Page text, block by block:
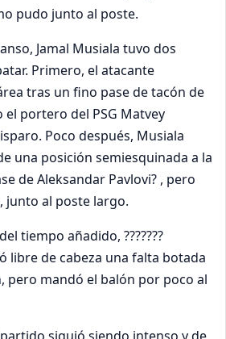
pudo junto al poste.
Jamal Musiala tuvo dos
Primero, el atacante
tras un fino pase de tacón de
el portero del PSG Matvey
Poco después, Musiala
una posición semiesquinada a la
de Aleksandar Pavlovi? , pero
junto al poste largo.
tiempo añadido, ???????
libre de cabeza una falta botada
pero mandó el balón por poco al